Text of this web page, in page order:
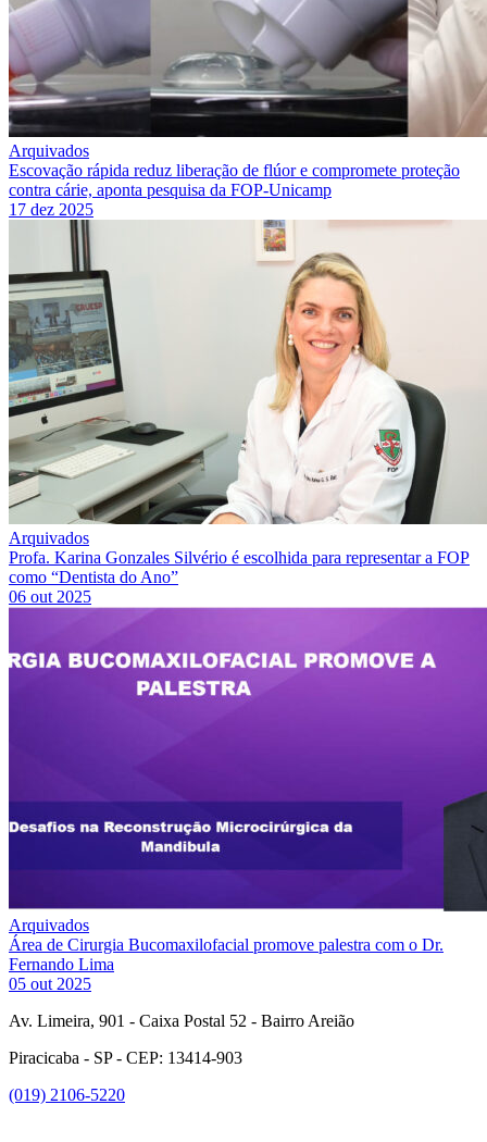
Arquivados
Escovação rápida reduz liberação de flúor e compromete proteção
contra cárie, aponta pesquisa da FOP-Unicamp
17 dez 2025
Arquivados
Profa. Karina Gonzales Silvério é escolhida para representar a FOP
como “Dentista do Ano”
06 out 2025
Arquivados
Área de Cirurgia Bucomaxilofacial promove palestra com o Dr.
Fernando Lima
05 out 2025
Av. Limeira, 901 - Caixa Postal 52 - Bairro Areião
Piracicaba - SP - CEP: 13414-903
(019) 2106-5220